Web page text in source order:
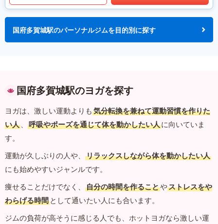
国府多賀城駅のパーソナルジムを目的別に探す
国府多賀城駅のヨガを探す
ヨガは、激しい運動よりも 気分転換を兼ねて運動習慣を作りた
い人 、 呼吸やポーズを通じて体を動かしたい人に向いていま
す。
運動が久しぶりの人や、
リラックスしながら体を動かしたい人
にも始めやすいジャンルです。
痩せることだけでなく、
自分の時間を作ることやストレスをや
わらげる時間 として通いたい人にも合います。
ジムの負荷が高そうに感じる人でも、ホットヨガなら激しい運